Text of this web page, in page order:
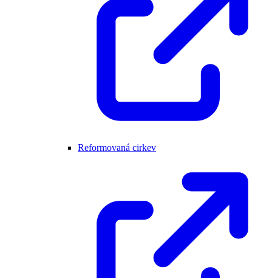
Reformovaná cirkev